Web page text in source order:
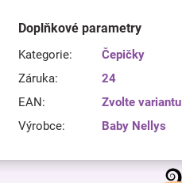
Doplňkové parametry
Kategorie:
Čepičky
Záruka:
24
EAN:
Zvolte variantu
Výrobce: Baby Nellys
Z